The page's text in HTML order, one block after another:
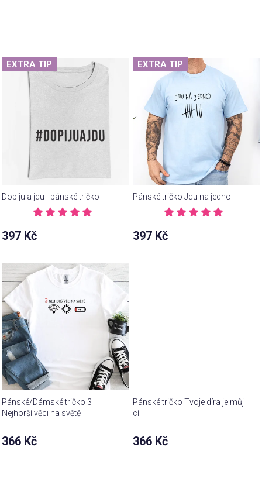
EXTRA TIP
Dopiju a jdu - pánské tričko
hodnocení
produktu
z 5
hvězdiček.
397 Kč
EXTRA TIP
Pánské tričko Jdu na jedno
hodnocení
produktu
397 Kč
Pánské/Dámské tričko 3
Nejhorší věci na světě
366 Kč
Pánské tričko Tvoje díra je můj
cíl
366 Kč